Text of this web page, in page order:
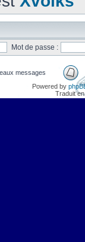
Mot de passe :
messages
Powered by
Traduit